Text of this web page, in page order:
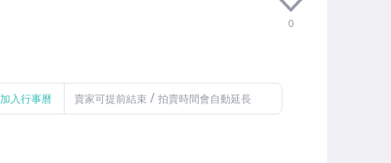
0
加入行事曆 賣家可提前結束 / 拍賣時間會自動延長